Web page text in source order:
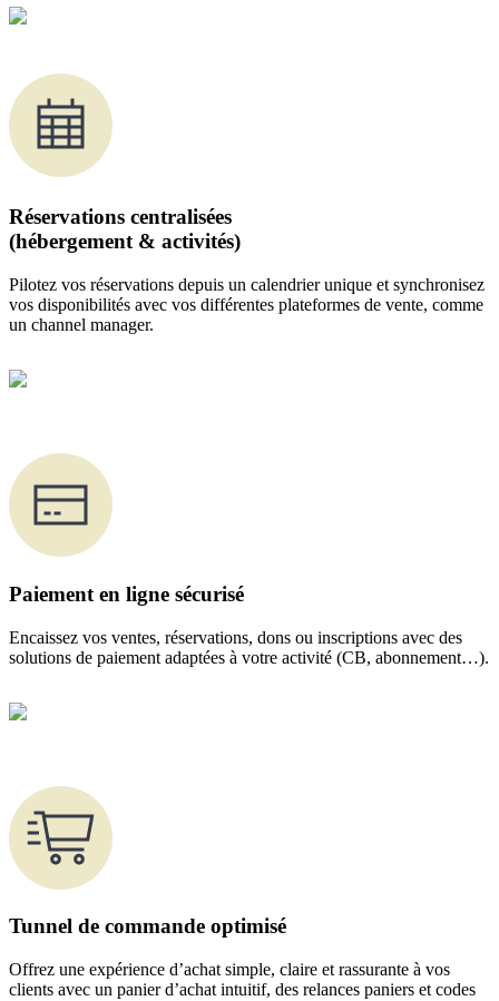
Réservations centralisées
(hébergement & activités)
Pilotez vos réservations depuis un calendrier unique et synchronisez
vos disponibilités avec vos différentes plateformes de vente, comme
un channel manager.
Paiement en ligne sécurisé
Encaissez vos ventes, réservations, dons ou inscriptions avec des
solutions de paiement adaptées à votre activité (CB, abonnement…).
Tunnel de commande optimisé
Offrez une expérience d’achat simple, claire et rassurante à vos
clients avec un panier d’achat intuitif, des relances paniers et codes